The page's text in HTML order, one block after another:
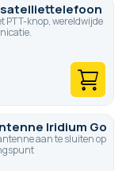
satelliettelefoon
PTT-knop, wereldwijde
Iridium Go
aan te sluiten op